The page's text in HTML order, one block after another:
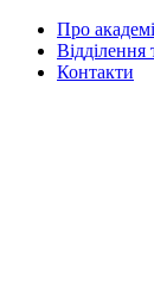
Про
Відділення
Контакти